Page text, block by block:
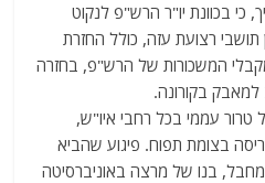
כי בכוונת יו"ר הרש"פ לנקוט
רצועת עזה, כולל החזרת
המשכורות של הרש"פ, בחזרה
למאבק בקורונה.
טרור עממי בכל רחבי איו"ש,
בצומת תפוח. פיגוע שהביא
בנו של מרצה באוניברסיטה